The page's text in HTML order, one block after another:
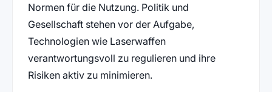
Normen für die Nutzung. Politik und
Gesellschaft stehen vor der Aufgabe,
Technologien wie Laserwaffen
verantwortungsvoll zu regulieren und ihre
Risiken aktiv zu minimieren.